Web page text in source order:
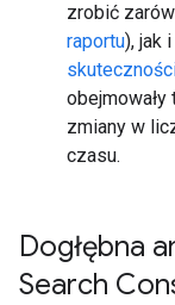
zrobić
raportu), jak
zmiany w
czasu.
Dogłębna
Search